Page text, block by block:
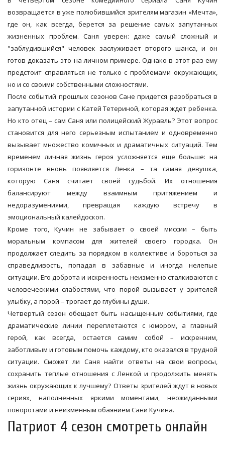
возвращается в уже полюбившийся зрителям магазин «Мечта»,
где он, как всегда, берется за решение самых запутанных
жизненных проблем. Саня уверен: даже самый сложный и
"заблудившийся" человек заслуживает второго шанса, и он
готов доказать это на личном примере. Однако в этот раз ему
предстоит справляться не только с проблемами окружающих,
но и со своими собственными сложностями.
После событий прошлых сезонов Сане придется разобраться в
запутанной истории с Катей Тетериной, которая ждет ребенка.
Но кто отец – сам Саня или полицейский Журавль? Этот вопрос
становится для него серьезным испытанием и одновременно
вызывает множество комичных и драматичных ситуаций. Тем
временем личная жизнь героя усложняется еще больше: на
горизонте вновь появляется Ленка – та самая девушка,
которую Саня считает своей судьбой. Их отношения
балансируют между взаимным притяжением и
недоразумениями, превращая каждую встречу в
эмоциональный калейдоскоп.
Кроме того, Кучин не забывает о своей миссии – быть
моральным компасом для жителей своего городка. Он
продолжает следить за порядком в коллективе и бороться за
справедливость, попадая в забавные и иногда нелепые
ситуации. Его доброта и искренность неизменно сталкиваются с
человеческими слабостями, что порой вызывает у зрителей
улыбку, а порой – трогает до глубины души.
Четвертый сезон обещает быть насыщенным событиями, где
драматические линии переплетаются с юмором, а главный
герой, как всегда, остается самим собой – искренним,
заботливым и готовым помочь каждому, кто оказался в трудной
ситуации. Сможет ли Саня найти ответы на свои вопросы,
сохранить теплые отношения с Ленкой и продолжить менять
жизнь окружающих к лучшему? Ответы зрителей ждут в новых
сериях, наполненных яркими моментами, неожиданными
поворотами и неизменным обаянием Сани Кучина.
Патриот 4 сезон смотреть онлайн